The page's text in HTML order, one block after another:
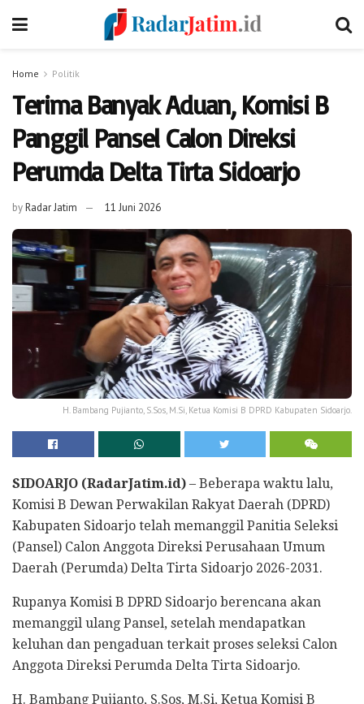
Home Politik
Terima Banyak Aduan, Komisi B
Panggil Pansel Calon Direksi
Perumda Delta Tirta Sidoarjo
byRadar Jatim 11 Juni 2026
H. Bambang Pujianto, S.Sos, M.Si, Ketua Komisi B DPRD Kabupaten Sidoarjo.
SIDOARJO (RadarJatim.id) – Beberapa waktu lalu,
Komisi B Dewan Perwakilan Rakyat Daerah (DPRD)
Kabupaten Sidoarjo telah memanggil Panitia Seleksi
(Pansel) Calon Anggota Direksi Perusahaan Umum
Daerah (Perumda) Delta Tirta Sidoarjo 2026-2031.
Rupanya Komisi B DPRD Sidoarjo berencana akan
memanggil ulang Pansel, setelah mendapatkan
keluhan dan pengaduan terkait proses seleksi Calon
Anggota Direksi Perumda Delta Tirta Sidoarjo.
H. Bambang Pujianto, S.Sos, M.Si, Ketua Komisi B